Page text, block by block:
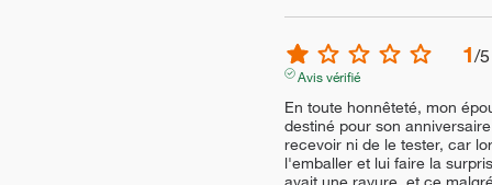
1/5
Avis vérifié
En toute honnêteté, mon
destiné pour son
recevoir ni de le tester, car
l'emballer et lui faire la